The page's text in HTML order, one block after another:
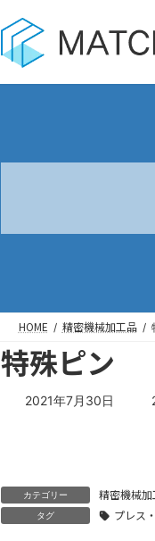
HOME 精密機械加工品
特殊ピン
2021年7月30日
:
カテゴリー 精密機械加
タグ プレス